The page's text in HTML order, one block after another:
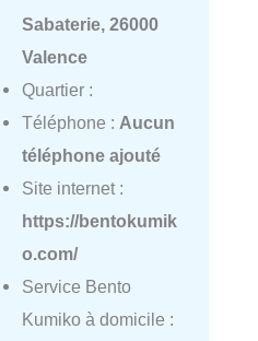
Sabaterie, 26000
Valence
Quartier :
Téléphone : Aucun
téléphone ajouté
Site internet :
https://bentokumik
o.com/
Service Bento
Kumiko à domicile :